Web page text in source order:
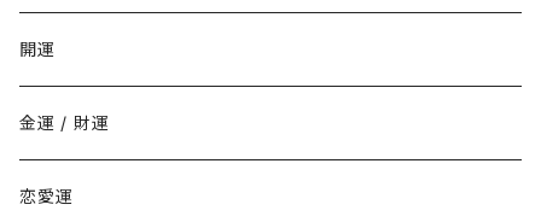
丑年
寅年
卯年
開運
金運 / 財運
恋愛運